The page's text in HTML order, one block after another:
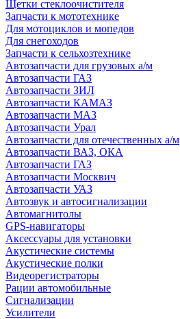
Щетки стеклоочистителя
Запчасти к мототехнике
Для мотоциклов и мопедов
Для снегоходов
Запчасти к сельхозтехнике
Автозапчасти для грузовых а/м
Автозапчасти ГАЗ
Автозапчасти ЗИЛ
Автозапчасти КАМАЗ
Автозапчасти МАЗ
Автозапчасти Урал
Автозапчасти для отечественных а/м
Автозапчасти ВАЗ, ОКА
Автозапчасти ГАЗ
Автозапчасти Москвич
Автозапчасти УАЗ
Автозвук и автосигнализации
Автомагнитолы
GPS-навигаторы
Аксессуары для установки
Акустические системы
Акустические полки
Видеорегистраторы
Рации автомобильные
Сигнализации
Усилители